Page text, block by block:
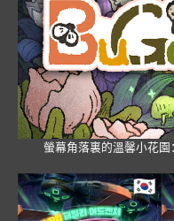
螢幕角落裏的溫馨小花